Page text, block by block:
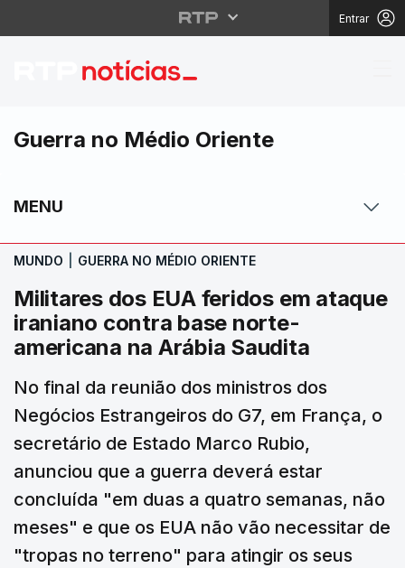
Entrar
Militares dos EUA
Guerra no Médio Oriente
MENU
MUNDO GUERRA NO MÉDIO ORIENTE
Militares dos EUA feridos em ataque
iraniano contra base norte-
americana na Arábia Saudita
No final da reunião dos ministros dos
Negócios Estrangeiros do G7, em França, o
secretário de Estado Marco Rubio,
anunciou que a guerra deverá estar
concluída "em duas a quatro semanas, não
meses" e que os EUA não vão necessitar de
"tropas no terreno" para atingir os seus